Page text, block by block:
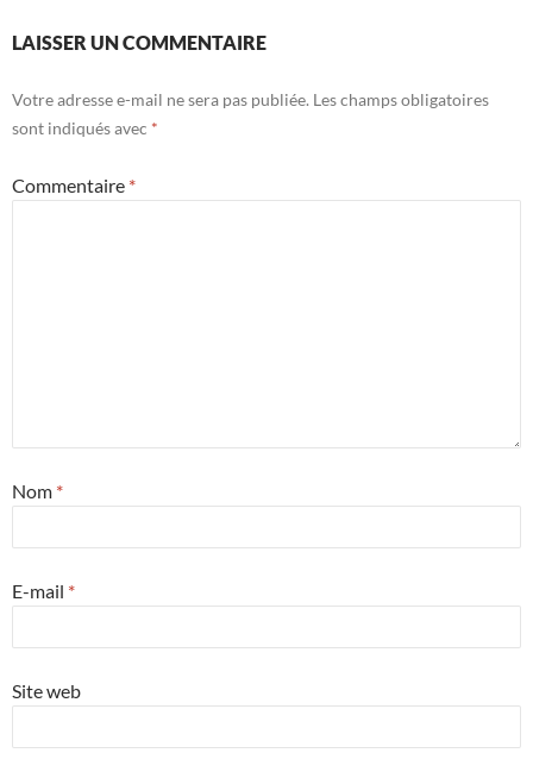
LAISSER UN COMMENTAIRE
Votre adresse e-mail ne sera pas publiée. Les champs obligatoires
sont indiqués avec *
Commentaire *
Nom *
E-mail *
Site web